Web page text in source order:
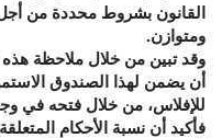
القانون بشروط محددة من
ومتوازن.
وقد تبين من خلال ملاحظة
أن يضمن لهذا الصندوق
للإفلاس، من خلال فتحه في
فأكيد أن نسبة الأحكام